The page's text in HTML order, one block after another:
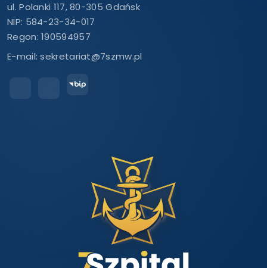
ul. Polanki 117, 80-305 Gdańsk
NIP: 584-23-34-017
Regon: 190594957
E-mail:sekretariat@7szmw.pl